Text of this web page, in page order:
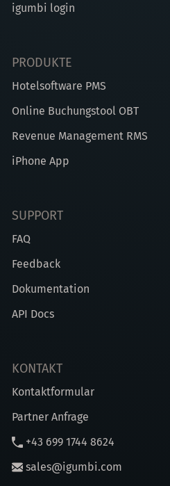
igumbi login
PRODUKTE
Hotelsoftware PMS
Online Buchungstool OBT
Revenue Management RMS
iPhone App
SUPPORT
FAQ
Feedback
Dokumentation
API Docs
KONTAKT
Kontaktformular
Partner Anfrage
+43 699 1744 8624
sales@igumbi.com